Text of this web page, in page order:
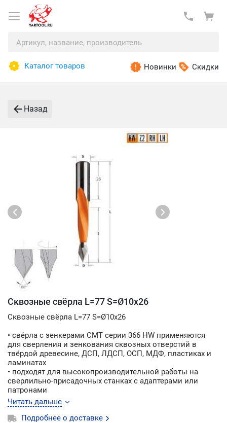
Каталог товаров Новинки Скидки
Назад
Сквозные свёрла L=77 S=Ø10x26
Сквозные свёрла L=77 S=Ø10x26
• свёрла с зенкерами CMT серии 366 HW применяются
для сверления и зенкования сквозных отверстий в
твёрдой древесине, ДСП, ЛДСП, OСП, МДФ, пластиках и
ламинатах
• подходят для высокопроизводительной работы на
сверлильно-присадочных станках с адаптерами или
патронами
• для панелей толщиной 30-40 мм
Производство CMT (Италия)
Читать дальше
Подробнее о доставке